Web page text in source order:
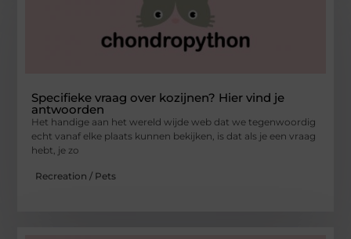
Specifieke vraag over kozijnen? Hier vind je
antwoorden
Het handige aan het wereld wijde web dat we tegenwoordig
echt vanaf elke plaats kunnen bekijken, is dat als je een vraag
hebt, je zo
Recreation / Pets